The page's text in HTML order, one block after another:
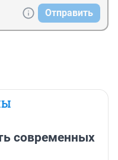
Отправить
современных